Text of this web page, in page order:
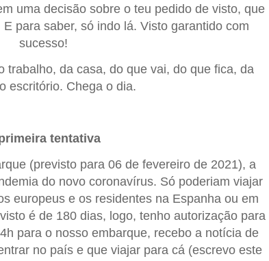
uma decisão sobre o teu pedido de visto, que
para saber, só indo lá. Visto garantido com
sucesso!
trabalho, da casa, do que vai, do que fica, da
escritório. Chega o dia.
tentativa
(previsto para 06 de fevereiro de 2021), a
do novo coronavírus. Só poderiam viajar
europeus e os residentes na Espanha ou em
é de 180 dias, logo, tenho autorização para
para o nosso embarque, recebo a notícia de
no país e que viajar para cá (escrevo este